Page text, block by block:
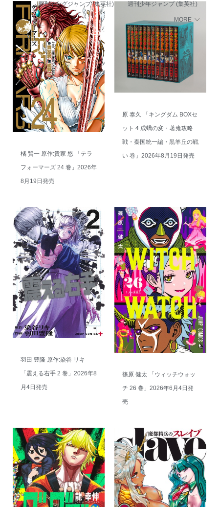
週刊ヤングジャンプ (集英社)
週刊少年ジャンプ (集英社)
MORE
橘 賢一 原作:貴家 悠 「テラ
フォーマーズ 24 巻」2026年
8月19日発売
原 泰久 「キングダム BOXセ
ット 4 成蟜の変・著雍攻略
戦・秦国統一編・黒羊丘の戦
い 巻」2026年8月19日発売
羽田 豊隆 原作:染谷 リキ
「震える右手 2 巻」2026年8
月4日発売
篠原 健太 「ウィッチウォッ
チ 26 巻」2026年6月4日発
売